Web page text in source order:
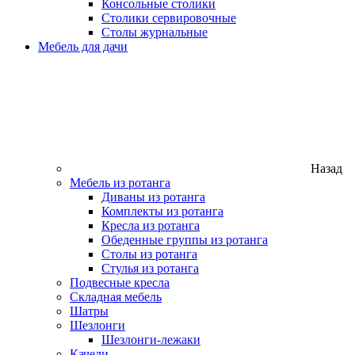
Консольные столики
Столики сервировочные
Столы журнальные
Мебель для дачи
Назад
Мебель из ротанга
Диваны из ротанга
Комплекты из ротанга
Кресла из ротанга
Обеденные группы из ротанга
Столы из ротанга
Стулья из ротанга
Подвесные кресла
Складная мебель
Шатры
Шезлонги
Шезлонги-лежаки